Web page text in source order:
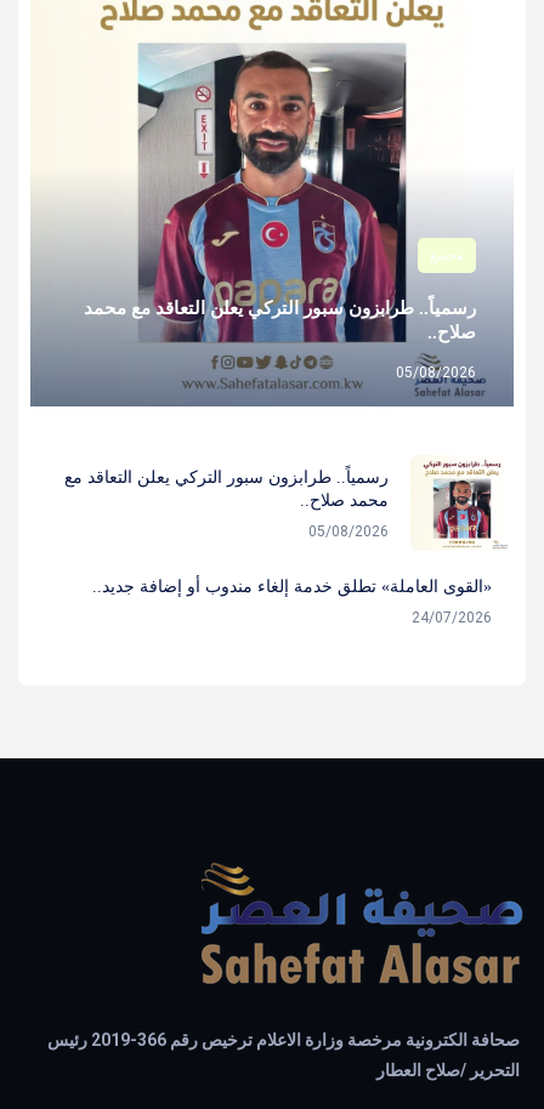
مجتمع
رسمياً.. طرابزون سبور التركي يعلن التعاقد مع محمد
صلاح..
05/08/2026
رسمياً.. طرابزون سبور التركي يعلن التعاقد مع
محمد صلاح..
05/08/2026
«القوى العاملة» تطلق خدمة إلغاء مندوب أو إضافة جديد..
24/07/2026
صحافة الكترونية مرخصة وزارة الاعلام ترخيص رقم 366-2019 رئيس
التحرير /صلاح العطار